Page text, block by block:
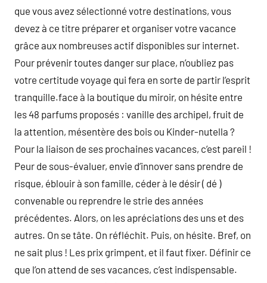
que vous avez sélectionné votre destinations, vous
devez à ce titre préparer et organiser votre vacance
grâce aux nombreuses actif disponibles sur internet.
Pour prévenir toutes danger sur place, n’oubliez pas
votre certitude voyage qui fera en sorte de partir l’esprit
tranquille.face à la boutique du miroir, on hésite entre
les 48 parfums proposés : vanille des archipel, fruit de
la attention, mésentère des bois ou Kinder-nutella ?
Pour la liaison de ses prochaines vacances, c’est pareil !
Peur de sous-évaluer, envie d’innover sans prendre de
risque, éblouir à son famille, céder à le désir ( dé )
convenable ou reprendre le strie des années
précédentes. Alors, on les apréciations des uns et des
autres. On se tâte. On réfléchit. Puis, on hésite. Bref, on
ne sait plus ! Les prix grimpent, et il faut fixer. Définir ce
que l’on attend de ses vacances, c’est indispensable.